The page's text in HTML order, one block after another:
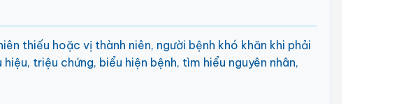
thiếu hoặc vị thành niên, người bệnh khó khăn khi phải
triệu chứng, biểu hiện bệnh, tìm hiểu nguyên nhân,